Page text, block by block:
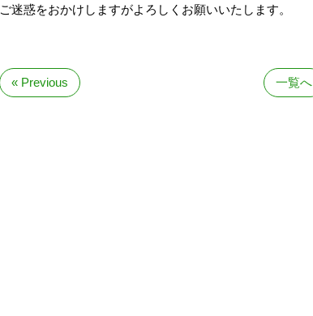
ご迷惑をおかけしますがよろしくお願いいたします。
« Previous 一覧へ